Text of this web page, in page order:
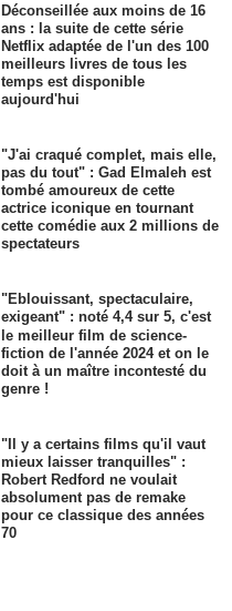
Déconseillée aux moins de 16
ans : la suite de cette série
Netflix adaptée de l'un des 100
meilleurs livres de tous les
temps est disponible
aujourd'hui
"J'ai craqué complet, mais elle,
pas du tout" : Gad Elmaleh est
tombé amoureux de cette
actrice iconique en tournant
cette comédie aux 2 millions de
spectateurs
"Eblouissant, spectaculaire,
exigeant" : noté 4,4 sur 5, c'est
le meilleur film de science-
fiction de l'année 2024 et on le
doit à un maître incontesté du
genre !
"Il y a certains films qu'il vaut
mieux laisser tranquilles" :
Robert Redford ne voulait
absolument pas de remake
pour ce classique des années
70